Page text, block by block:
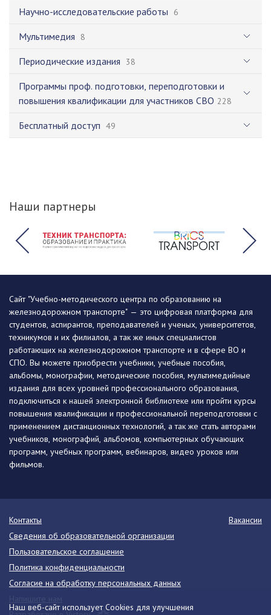
Научно-исследовательские работы 6
Мультимедия 8
Периодические издания 38
Программы проф. подготовки, переподготовки и
повышения квалификации для участников СВО 228
Бесплатный доступ 49
Наши партнеры
Наш веб-сайт использует Cookies для улучшения
Сайт "Учебно-методического центра по образованию на
железнодорожном транспорте" — это цифровая платформа для
студентов, аспирантов, преподавателей и ученых, университетов,
техникумов и их филиалов, а так же иных специалистов
работающих на железнодорожном транспорте и в сфере ВО и
СПО. Вы можете приобрести учебники, учебные пособия,
альбомы, монографии, методические пособия, мультимедийные
издания для всех уровней профессионального образования,
подключиться к нашей электронной библиотеке или пройти курсы
повышения квалификации и профессиональной переподготовки с
применением дистанционных технологий, а так же стать авторами
учебников, монографий, альбомов, компьютерных обучающих
программ, учебных программ, вебинаров, видео уроков или
фильмов.
Контакты
Вакансии
Сведения об образовательной организации
Пользовательское соглашение
Политика конфиденциальности
Согласие на обработку персональных данных